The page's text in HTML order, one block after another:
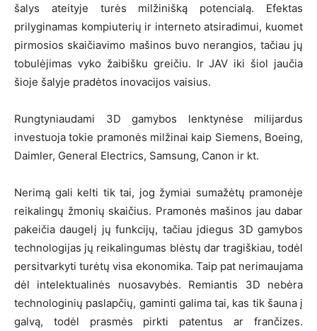
šalys ateityje turės milžinišką potencialą. Efektas
prilyginamas kompiuterių ir interneto atsiradimui, kuomet
pirmosios skaičiavimo mašinos buvo nerangios, tačiau jų
tobulėjimas vyko žaibišku greičiu. Ir JAV iki šiol jaučia
šioje šalyje pradėtos inovacijos vaisius.
Rungtyniaudami 3D gamybos lenktynėse milijardus
investuoja tokie pramonės milžinai kaip Siemens, Boeing,
Daimler, General Electrics, Samsung, Canon ir kt.
Nerimą gali kelti tik tai, jog žymiai sumažėtų pramonėje
reikalingų žmonių skaičius. Pramonės mašinos jau dabar
pakeičia daugelį jų funkcijų, tačiau įdiegus 3D gamybos
technologijas jų reikalingumas blėstų dar tragiškiau, todėl
persitvarkyti turėtų visa ekonomika. Taip pat nerimaujama
dėl intelektualinės nuosavybės. Remiantis 3D nebėra
technologinių paslapčių, gaminti galima tai, kas tik šauna į
galvą, todėl prasmės pirkti patentus ar frančizes.